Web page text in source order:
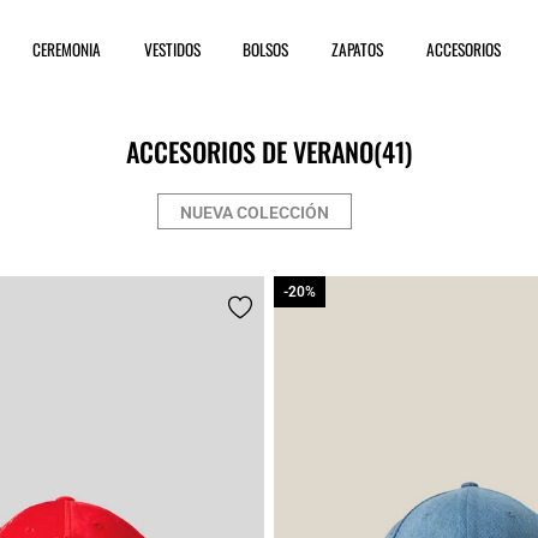
CEREMONIA VESTIDOS BOLSOS ZAPATOS ACCESORIOS
ACCESORIOS DE VERANO(41)
NUEVA COLECCIÓN
-20%
-20%